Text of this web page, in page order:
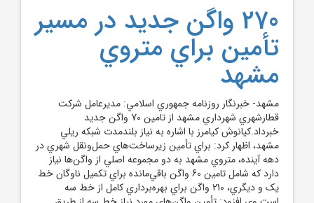
270 واگن جديد در مسير
تأمين براي متروي
مشهد
مشهد- خبرنگار روزنامه جمهوري اسلامي: مديرعامل شرکت
قطارشهري شهرداري مشهد از تامين 70 واگن جديد
خبرداد.کيانوش کيامرز با اشاره به نياز بلندمدت شبکه ريلي
مشهد، اظهار کرد: براي تأمين زيرساخت‌هاي حمل‌ونقل شهري در
دهه آينده، متروي مشهد به دو مجموعه اصلي از واگن‌ها نياز
دارد که شامل تامين 60 واگن باقي‌مانده براي تکميل ناوگان خط
يک و ديگري، 210 واگن براي بهره‌برداري کامل از خط سه